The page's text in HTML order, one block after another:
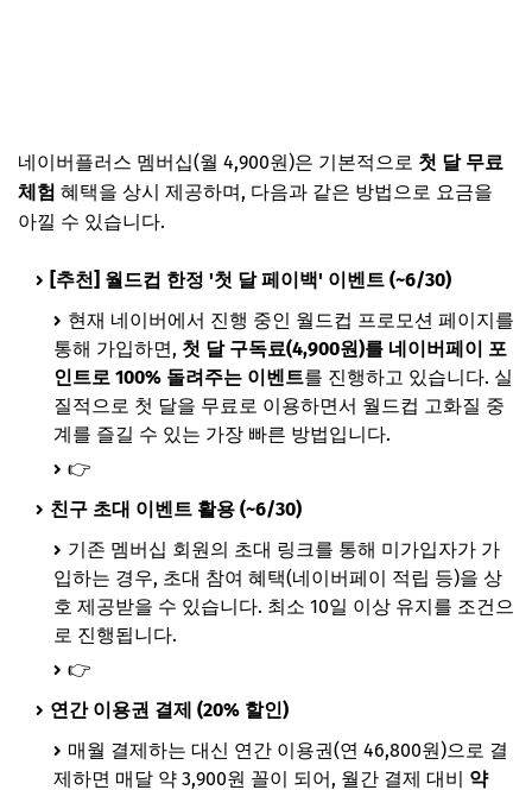
네이버플러스 멤버십(월 4,900원)은 기본적으로 첫 달 무료
체험 혜택을 상시 제공하며, 다음과 같은 방법으로 요금을
아낄 수 있습니다.
[추천] 월드컵 한정 '첫 달 페이백' 이벤트 (~6/30)
현재 네이버에서 진행 중인 월드컵 프로모션 페이지를
통해 가입하면, 첫 달 구독료(4,900원)를 네이버페이 포
인트로 100% 돌려주는 이벤트를 진행하고 있습니다. 실
질적으로 첫 달을 무료로 이용하면서 월드컵 고화질 중
계를 즐길 수 있는 가장 빠른 방법입니다.
👉
친구 초대 이벤트 활용 (~6/30)
기존 멤버십 회원의 초대 링크를 통해 미가입자가 가
입하는 경우, 초대 참여 혜택(네이버페이 적립 등)을 상
호 제공받을 수 있습니다. 최소 10일 이상 유지를 조건으
로 진행됩니다.
👉
연간 이용권 결제 (20% 할인)
매월 결제하는 대신 연간 이용권(연 46,800원)으로 결
제하면 매달 약 3,900원 꼴이 되어, 월간 결제 대비 약